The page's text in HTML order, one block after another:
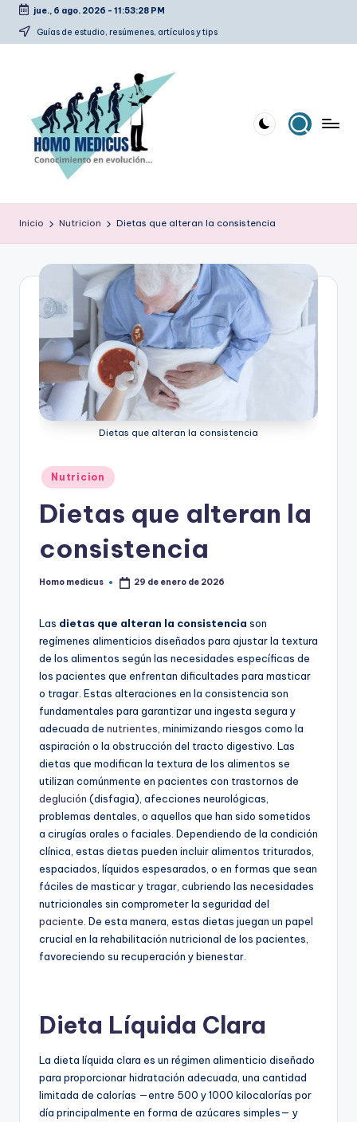
Saltar
jue., 6 ago. 2026 - 11:53:29 PM
Guías de estudio, resúmenes, artículos y tips
o
m
o
m
d
ic
estudio,
artículos
tips
Inicio Nutricion Dietas que alteran la consistencia
Dietas que alteran la consistencia
Publicado
en
Nutricion
Dietas que alteran la
consistencia
Publicado
Homo medicus 29 de enero de 2026
Las dietas que alteran la consistencia son
regímenes alimenticios diseñados para ajustar la textura
de los alimentos según las necesidades específicas de
los pacientes que enfrentan dificultades para masticar
o tragar. Estas alteraciones en la consistencia son
fundamentales para garantizar una ingesta segura y
adecuada de nutrientes , minimizando riesgos como la
aspiración o la obstrucción del tracto digestivo. Las
dietas que modifican la textura de los alimentos se
utilizan comúnmente en pacientes con trastornos de
deglución (disfagia), afecciones neurológicas,
problemas dentales, o aquellos que han sido sometidos
a cirugías orales o faciales. Dependiendo de la condición
clínica, estas dietas pueden incluir alimentos triturados,
espaciados, líquidos espesarados, o en formas que sean
fáciles de masticar y tragar, cubriendo las necesidades
nutricionales sin comprometer la seguridad del
paciente . De esta manera, estas dietas juegan un papel
crucial en la rehabilitación nutricional de los pacientes,
favoreciendo su recuperación y bienestar.
Dieta Líquida Clara
La dieta líquida clara es un régimen alimenticio diseñado
para proporcionar hidratación adecuada, una cantidad
limitada de calorías —entre 500 y 1000 kilocalorías por
día principalmente en forma de azúcares simples— y